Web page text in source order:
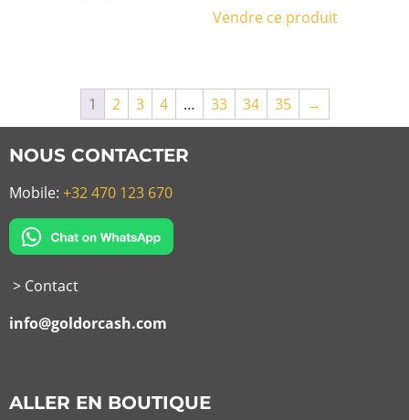
Vendre ce produit
1 2 3 4 … 33 34 35 →
NOUS CONTACTER
Mobile: +32 470 123 670
> Contact
info@goldorcash.com
ALLER EN BOUTIQUE